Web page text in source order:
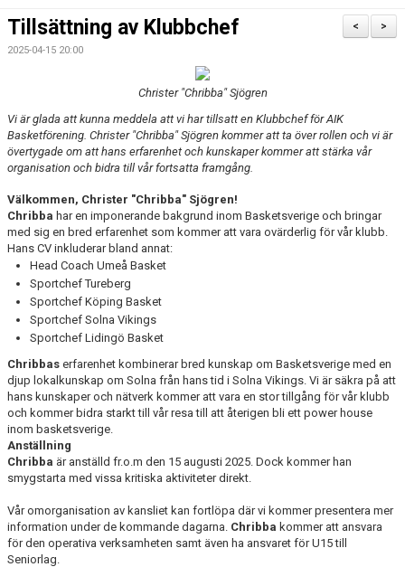
DOKUMENT
AVGIFTER
BLI MEDLEM
FRITIDSKORTET
PARTNERS
KÖP BILJETTER
SHOP
AIK.SE
>
<
Tillsättning av Klubbchef
2025-04-15 20:00
Christer "Chribba" Sjögren
Vi är glada att kunna meddela att vi har tillsatt en Klubbchef för AIK
Basketförening. Christer "Chribba" Sjögren kommer att ta över rollen och vi är
övertygade om att hans erfarenhet och kunskaper kommer att stärka vår
organisation och bidra till vår fortsatta framgång.
Välkommen, Christer "Chribba" Sjögren!
Chribba har en imponerande bakgrund inom Basketsverige och bringar
med sig en bred erfarenhet som kommer att vara ovärderlig för vår klubb.
Hans CV inkluderar bland annat:
Head Coach Umeå Basket
Sportchef Tureberg
Sportchef Köping Basket
Sportchef Solna Vikings
Sportchef Lidingö Basket
Chribbas erfarenhet kombinerar bred kunskap om Basketsverige med en
djup lokalkunskap om Solna från hans tid i Solna Vikings. Vi är säkra på att
hans kunskaper och nätverk kommer att vara en stor tillgång för vår klubb
och kommer bidra starkt till vår resa till att återigen bli ett power house
inom basketsverige.
Anställning
Chribba är anställd fr.o.m den 15 augusti 2025. Dock kommer han
smygstarta med vissa kritiska aktiviteter direkt.
Vår omorganisation av kansliet kan fortlöpa där vi kommer presentera mer
information under de kommande dagarna. Chribba kommer att ansvara
för den operativa verksamheten samt även ha ansvaret för U15 till
Seniorlag.